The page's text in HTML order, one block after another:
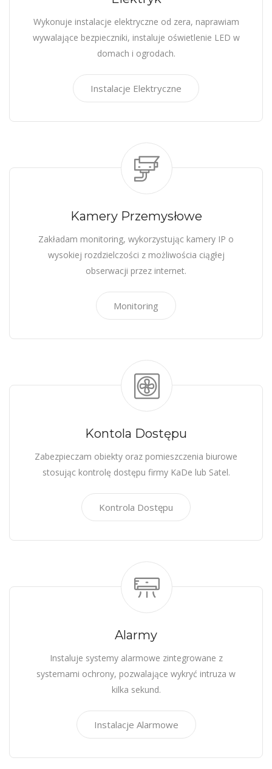
Wykonuje instalacje elektryczne od zera, naprawiam
wywalające bezpieczniki, instaluje oświetlenie LED w
domach i ogrodach.
Instalacje Elektryczne
Kamery Przemysłowe
Zakładam monitoring, wykorzystując kamery IP o
wysokiej rozdzielczości z możliwościa ciągłej
obserwacji przez internet.
Monitoring
Kontola Dostępu
Zabezpieczam obiekty oraz pomieszczenia biurowe
stosując kontrolę dostępu firmy KaDe lub Satel.
Kontrola Dostępu
Alarmy
Instaluje systemy alarmowe zintegrowane z
systemami ochrony, pozwalające wykryć intruza w
kilka sekund.
Instalacje Alarmowe